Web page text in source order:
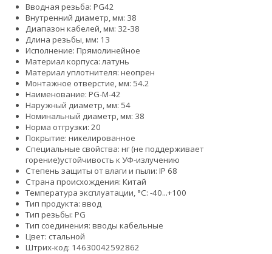
Вводная резьба: PG42
Внутренний диаметр, мм: 38
Диапазон кабелей, мм: 32-38
Длина резьбы, мм: 13
Исполнение: Прямолинейное
Материал корпуса: латунь
Материал уплотнителя: неопрен
Монтажное отверстие, мм: 54.2
Наименование: PG-M-42
Наружный диаметр, мм: 54
Номинальный диаметр, мм: 38
Норма отгрузки: 20
Покрытие: никелированное
Специальные свойства: нг (не поддерживает
горение)устойчивость к УФ-излучению
Степень защиты от влаги и пыли: IP 68
Страна происхождения: Китай
Температура эксплуатации, °С: -40...+100
Тип продукта: ввод
Тип резьбы: PG
Тип соединения: вводы кабельные
Цвет: стальной
Штрих-код: 14630042592862